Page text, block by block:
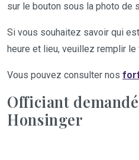
sur le bouton sous la photo de
Si vous souhaitez savoir qui
heure et lieu, veuillez remplir
Vous pouvez consulter nos
Officiant
Honsinger